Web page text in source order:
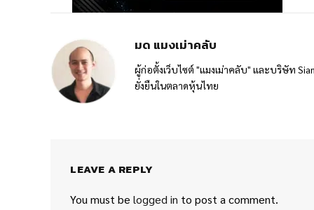
มด แมงเม่าคลับ
ผู้ก่อตั้งเว็บไซต์ "แมงเม่าคลับ" และบริษัท
ยั่งยืนในตลาดหุ้นไทย
LEAVE A REPLY
You must be logged in to post a comment.